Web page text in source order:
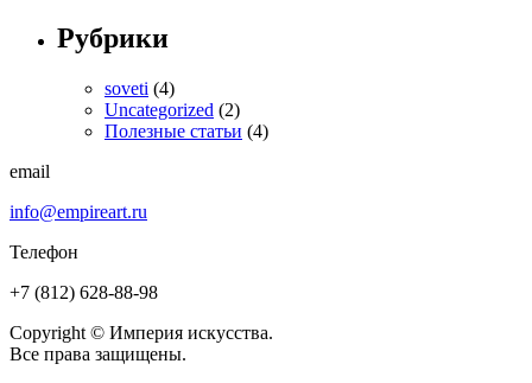
Рубрики
soveti (4)
Uncategorized (2)
Полезные статьи (4)
email
info@empireart.ru
Телефон
+7 (812) 628-88-98
Copyright © Империя искусства.
Все права защищены.